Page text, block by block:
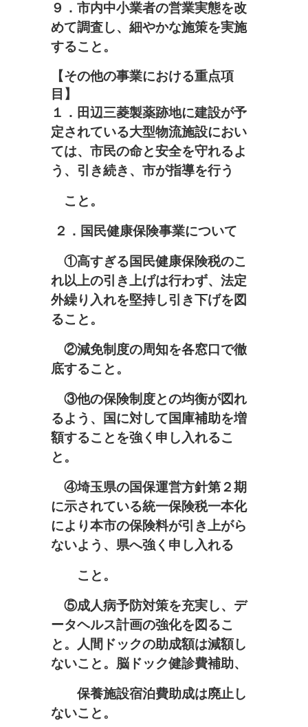
９．市内中小業者の営業実態を改
めて調査し、細やかな施策を実施
すること。
【その他の事業における重点項
目】
１．田辺三菱製薬跡地に建設が予
定されている大型物流施設におい
ては、市民の命と安全を守れるよ
う、引き続き、市が指導を行う
こと。
２．国民健康保険事業について
①高すぎる国民健康保険税のこ
れ以上の引き上げは行わず、法定
外繰り入れを堅持し引き下げを図
ること。
②減免制度の周知を各窓口で徹
底すること。
③他の保険制度との均衡が図れ
るよう、国に対して国庫補助を増
額することを強く申し入れるこ
と。
④埼玉県の国保運営方針第２期
に示されている統一保険税一本化
により本市の保険料が引き上がら
ないよう、県へ強く申し入れる
こと。
⑤成人病予防対策を充実し、デ
ータヘルス計画の強化を図るこ
と。
人間ドックの助成額は減額し
ないこと。脳ドック健診費補助、
保養施設宿泊費助成は廃止し
ないこと。